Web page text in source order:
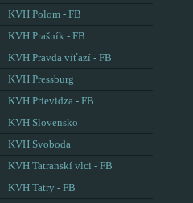
KVH Polom - FB
KVH Prašník - FB
KVH Pravda víťazí - FB
KVH Pressburg
KVH Prievidza - FB
KVH Slovensko
KVH Svoboda
KVH Tatranskí vlci - FB
KVH Tatry - FB